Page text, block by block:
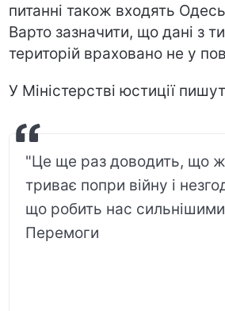
питанні також входять
Варто зазначити, що дані з
територій враховано не у
У Міністерстві юстиції
"Це ще раз доводить, що
триває попри війну і
що робить нас
Перемоги